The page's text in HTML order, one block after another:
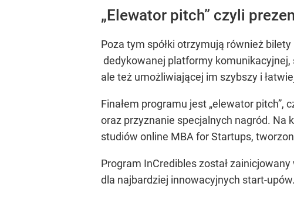
„Elewator pitch” czyli
Poza tym spółki otrzymują również
dedykowanej platformy
ale też umożliwiającej im szybszy i
Finałem programu jest „elewator
oraz przyznanie specjalnych nagród. Na
studiów online MBA for Startups,
Program InCredibles został
dla najbardziej innowacyjnych start-